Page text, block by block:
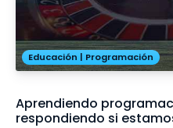
Educación | Programación
Aprendiendo
respondiendo si